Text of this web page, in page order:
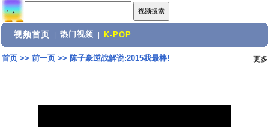
视频首页 热门视频 K-POP
首页>> 前一页>> 陈子豪逆战解说:2015我最棒! 更多